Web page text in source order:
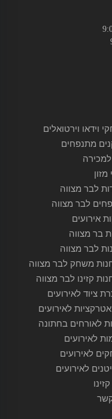
וידאו וירטואלים
מתנפחים
למכירה
מזון
לבר מצווה
לבר מצווה
אירועים
בר מצווה
לבר מצווה
משחק לבר מצווה
קזינו לבר מצווה
ציוד לאירועים
אטרקציות לאירועים
לאורחים בחתונה
לאירועים
לאירועים
לאירועים